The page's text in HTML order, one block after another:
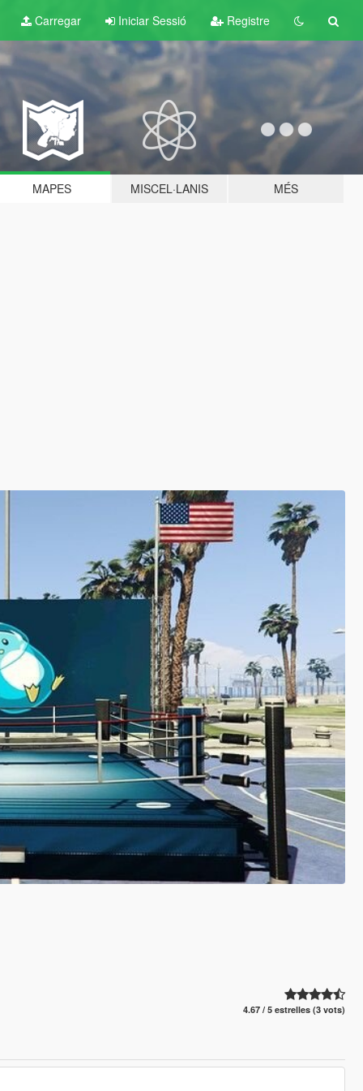
Carregar Iniciar Sessió Registre
MAPES MISCEL·LANIS MÉS
4.67 / 5 estrelles (3 vots)